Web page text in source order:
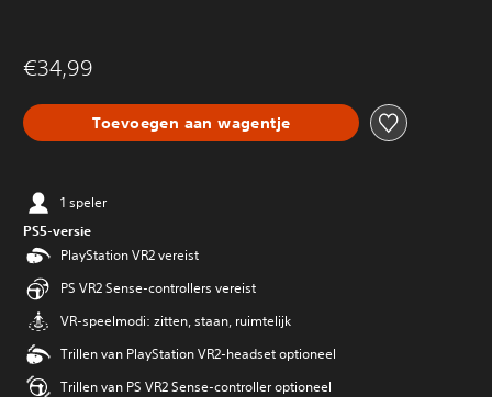
€34,99
Toevoegen aan wagentje
1 speler
PS5-versie
PlayStation VR2 vereist
PS VR2 Sense-controllers vereist
VR-speelmodi: zitten, staan, ruimtelijk
Trillen van PlayStation VR2-headset optioneel
Trillen van PS VR2 Sense-controller optioneel